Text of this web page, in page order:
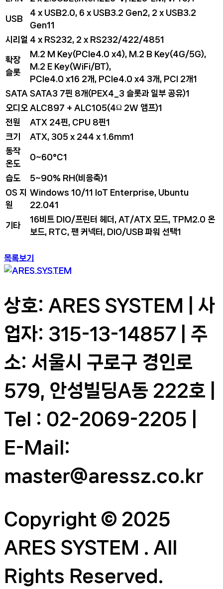
USB
4 x USB2.0, 6 x USB3.2 Gen2, 2 x USB3.2
Gen11
시리얼 4 x RS232, 2 x RS232/422/4851
확장
슬롯
M.2 M Key(PCIe4.0 x4), M.2 B Key(4G/5G),
M.2 E Key(WiFi/BT),
PCIe4.0 x16 2개, PCIe4.0 x4 3개, PCI 2개1
SATA SATA3 7핀 8개(PEX4_3 슬롯과 일부 공유)1
오디오 ALC897 + ALC105(4Ω 2W 앰프)1
전원
ATX 24핀, CPU 8핀 1
크기
ATX, 305 x 244 x 1.6mm1
동작
온도
0~60°C1
습도 5~90% RH(비응축)1
OS 지
원
Windows 10/11 IoT Enterprise, Ubuntu
22.041
기타
16비트 DIO/프린터 헤더, AT/ATX 모드, TPM2.0 온
보드, RTC, 팬 커넥터, DIO/USB 파워 선택1
목록보기
상호: ARES SYSTEM | 사
업자: 315-13-14857 | 주
소: 서울시 구로구 경인로
579, 안성빌딩A동 222호 |
Tel : 02-2069-2205 |
E-Mail:
master@aressz.co.kr
Copyright © 2025
ARES SYSTEM . All
Rights Reserved.